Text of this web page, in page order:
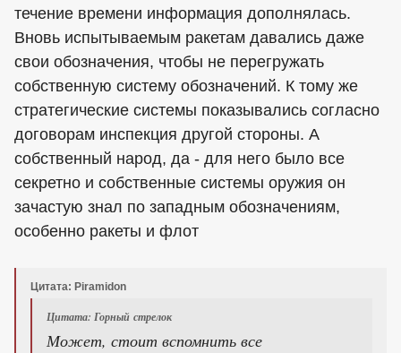
течение времени информация дополнялась.
Вновь испытываемым ракетам давались даже
свои обозначения, чтобы не перегружать
собственную систему обозначений. К тому же
стратегические системы показывались согласно
договорам инспекция другой стороны. А
собственный народ, да - для него было все
секретно и собственные системы оружия он
зачастую знал по западным обозначениям,
особенно ракеты и флот
Цитата: Piramidon
Цитата: Горный стрелок
Может, стоит вспомнить все